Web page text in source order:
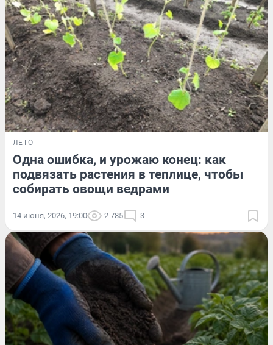
ЛЕТО
Одна ошибка, и урожаю конец: как
подвязать растения в теплице, чтобы
собирать овощи ведрами
14 июня, 2026, 19:00 2 785 3